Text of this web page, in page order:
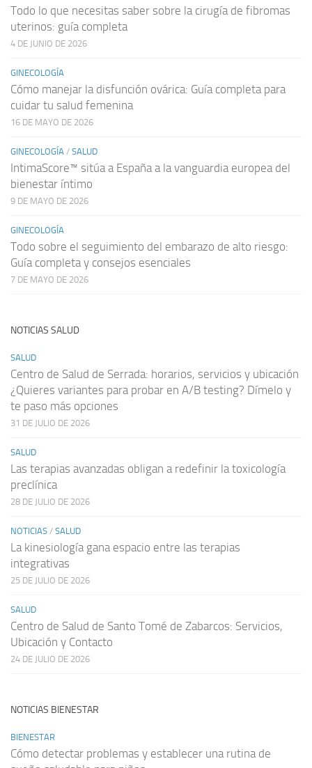
Todo lo que necesitas saber sobre la cirugía de fibromas
uterinos: guía completa
4 DE JUNIO DE 2026
GINECOLOGÍA
Cómo manejar la disfunción ovárica: Guía completa para
cuidar tu salud femenina
16 DE MAYO DE 2026
GINECOLOGÍA / SALUD
IntimaScore™ sitúa a España a la vanguardia europea del
bienestar íntimo
9 DE MAYO DE 2026
GINECOLOGÍA
Todo sobre el seguimiento del embarazo de alto riesgo:
Guía completa y consejos esenciales
7 DE MAYO DE 2026
NOTICIAS SALUD
SALUD
Centro de Salud de Serrada: horarios, servicios y ubicación
¿Quieres variantes para probar en A/B testing? Dímelo y
te paso más opciones
31 DE JULIO DE 2026
SALUD
Las terapias avanzadas obligan a redefinir la toxicología
preclínica
28 DE JULIO DE 2026
NOTICIAS / SALUD
La kinesiología gana espacio entre las terapias
integrativas
25 DE JULIO DE 2026
SALUD
Centro de Salud de Santo Tomé de Zabarcos: Servicios,
Ubicación y Contacto
24 DE JULIO DE 2026
NOTICIAS BIENESTAR
BIENESTAR
Cómo detectar problemas y establecer una rutina de